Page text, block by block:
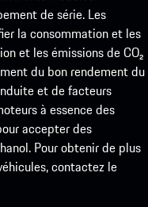
de série. Les
la consommation et les
et les émissions de CO₂
du bon rendement du
et de facteurs
à essence des
accepter des
Pour obtenir de plus
contactez le